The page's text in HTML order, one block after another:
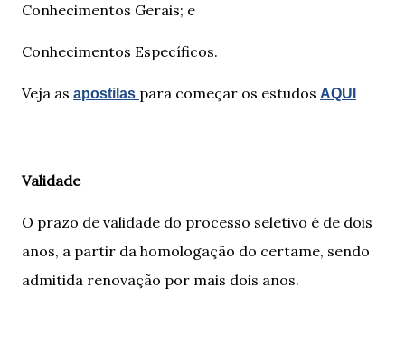
Conhecimentos Gerais; e
Conhecimentos Específicos.
Veja as apostilas para começar os estudos AQUI
Validade
O prazo de validade do processo seletivo é de dois
anos, a partir da homologação do certame, sendo
admitida renovação por mais dois anos.